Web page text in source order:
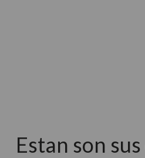
Estan son sus